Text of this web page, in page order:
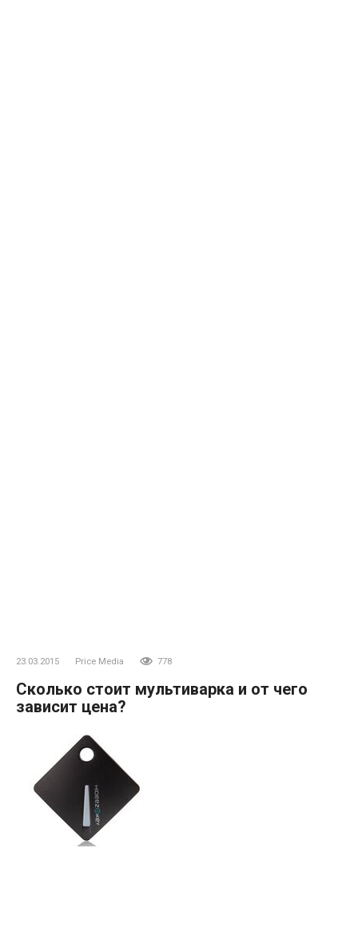
23.03.2015 Price Media 778
Сколько стоит мультиварка и от чего
зависит цена?